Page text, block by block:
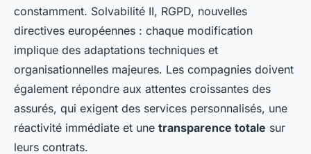
constamment. Solvabilité II, RGPD, nouvelles
directives européennes : chaque modification
implique des adaptations techniques et
organisationnelles majeures. Les compagnies doivent
également répondre aux attentes croissantes des
assurés, qui exigent des services personnalisés, une
réactivité immédiate et une transparence totale sur
leurs contrats.